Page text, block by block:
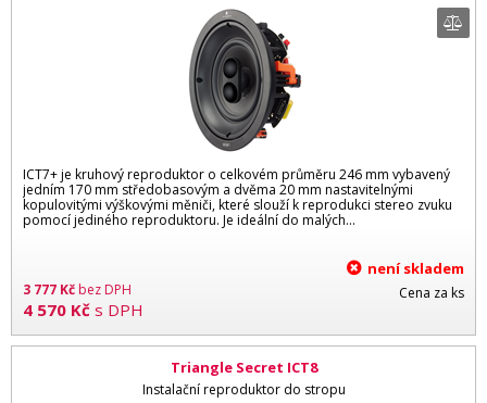
ICT7+ je kruhový reproduktor o celkovém průměru 246 mm vybavený
jedním 170 mm středobasovým a dvěma 20 mm nastavitelnými
kopulovitými výškovými měniči, které slouží k reprodukci stereo zvuku
pomocí jediného reproduktoru. Je ideální do malých...
3 777 Kčbez DPH
4 570 Kč s DPH
není skladem
Cena za ks
Triangle Secret ICT8
Instalační reproduktor do stropu